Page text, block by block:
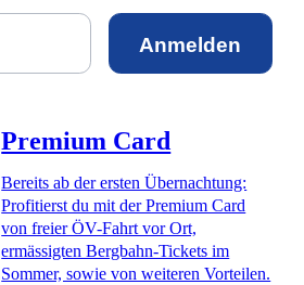
Anmelden
Premium Card
Bereits ab der ersten Übernachtung:
Profitierst du mit der Premium Card
von freier ÖV-Fahrt vor Ort,
ermässigten Bergbahn-Tickets im
Sommer, sowie von weiteren Vorteilen.